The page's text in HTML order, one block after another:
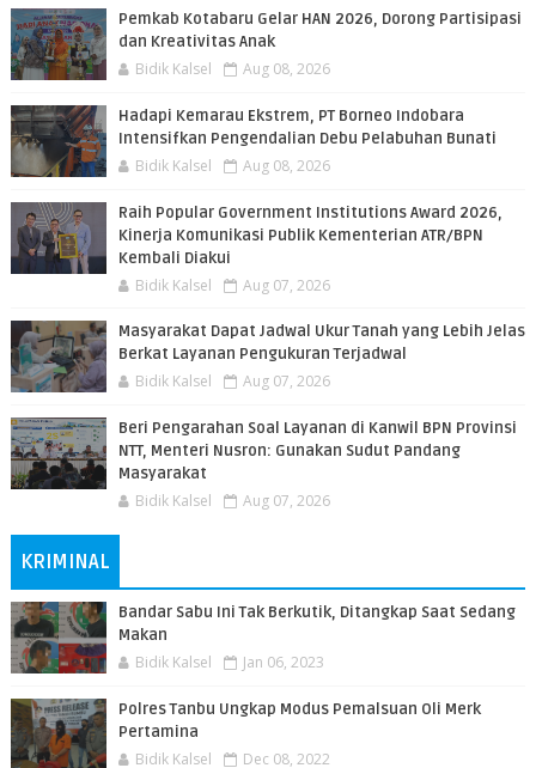
Pemkab Kotabaru Gelar HAN 2026, Dorong Partisipasi
dan Kreativitas Anak
Bidik Kalsel Aug 08, 2026
​Hadapi Kemarau Ekstrem, PT Borneo Indobara
Intensifkan Pengendalian Debu Pelabuhan Bunati
Bidik Kalsel Aug 08, 2026
Raih Popular Government Institutions Award 2026,
Kinerja Komunikasi Publik Kementerian ATR/BPN
Kembali Diakui
Bidik Kalsel Aug 07, 2026
Masyarakat Dapat Jadwal Ukur Tanah yang Lebih Jelas
Berkat Layanan Pengukuran Terjadwal
Bidik Kalsel Aug 07, 2026
Beri Pengarahan Soal Layanan di Kanwil BPN Provinsi
NTT, Menteri Nusron: Gunakan Sudut Pandang
Masyarakat
Bidik Kalsel Aug 07, 2026
KRIMINAL
Bandar Sabu Ini Tak Berkutik, Ditangkap Saat Sedang
Makan
Bidik Kalsel Jan 06, 2023
Polres Tanbu Ungkap Modus Pemalsuan Oli Merk
Pertamina
Bidik Kalsel Dec 08, 2022